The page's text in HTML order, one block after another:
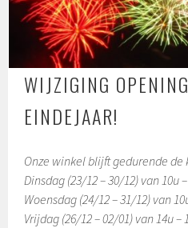
WIJZIGING
EINDEJAAR!
Onze winkel blijft gedurende
Dinsdag (23/12 – 30/12) van 10u
Woensdag (24/12 – 31/12) van
Vrijdag (26/12 – 02/01) van 14u –